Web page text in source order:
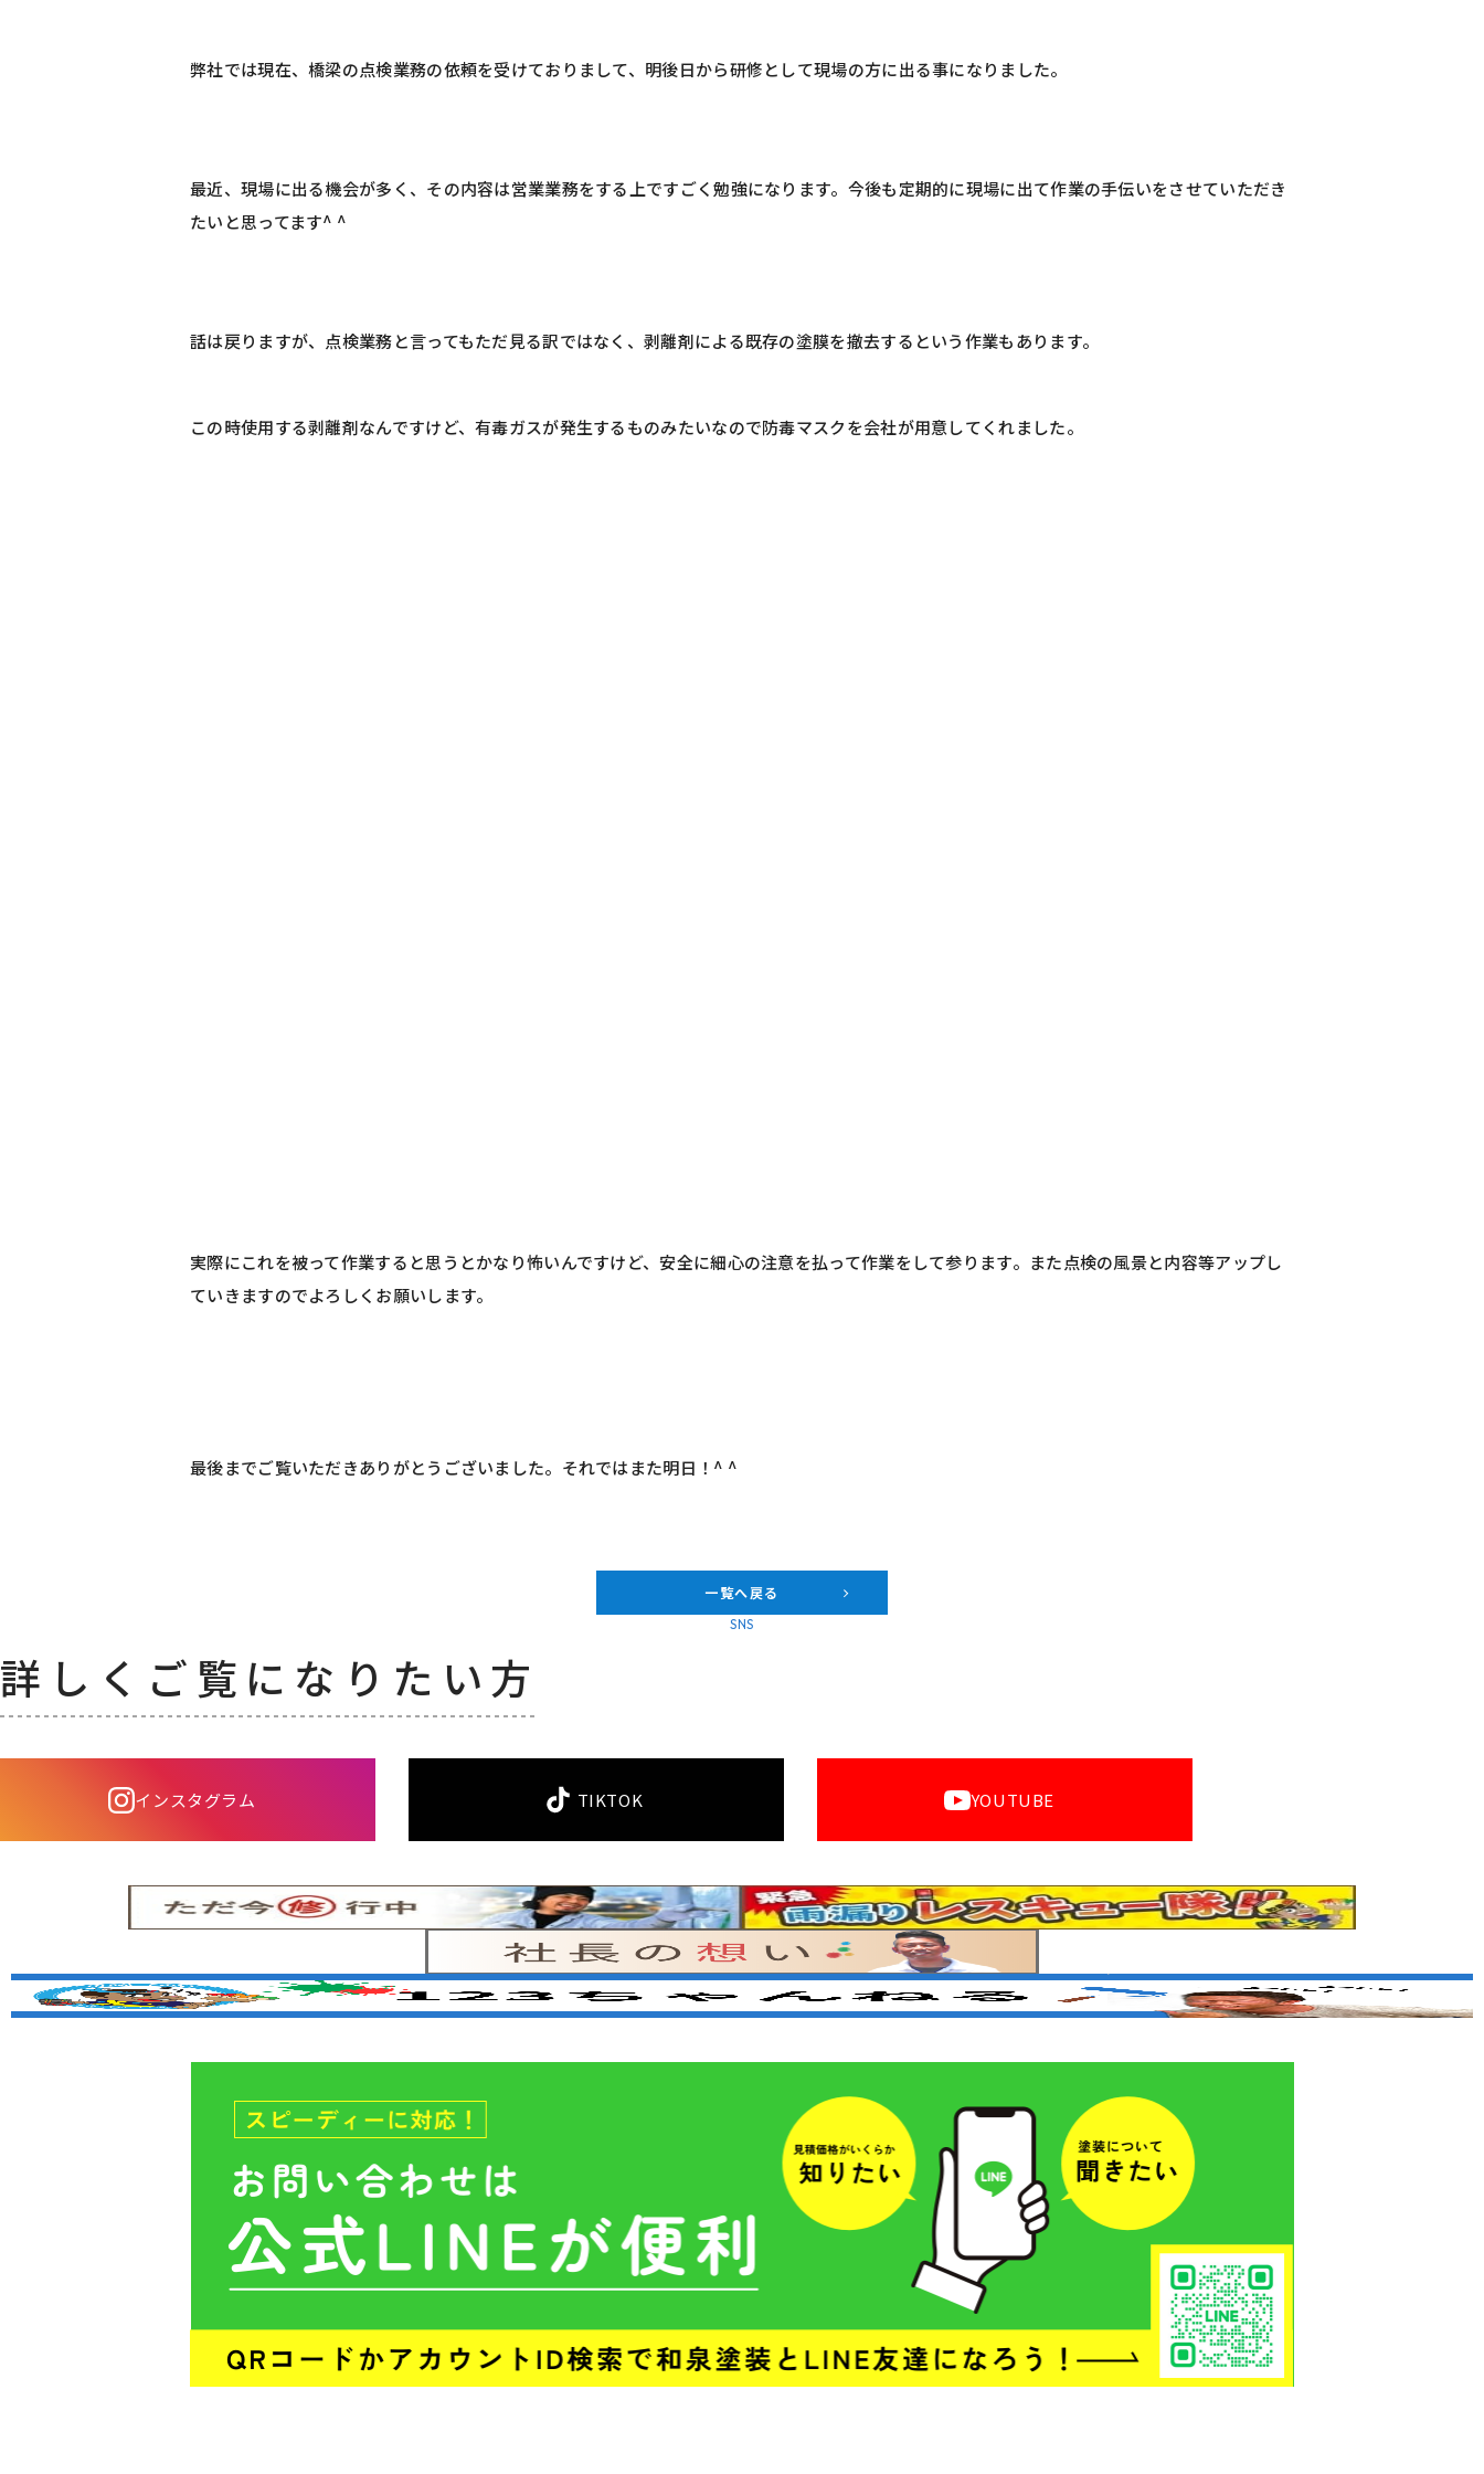
弊社では現在、橋梁の点検業務の依頼を受けておりまして、明後日から研修として現場の方に出る事になりました。
最近、現場に出る機会が多く、その内容は営業業務をする上ですごく勉強になります。今後も定期的に現場に出て作業の手伝いをさせていただき
たいと思ってます^ ^
話は戻りますが、点検業務と言ってもただ見る訳ではなく、剥離剤による既存の塗膜を撤去するという作業もあります。
この時使用する剥離剤なんですけど、有毒ガスが発生するものみたいなので防毒マスクを会社が用意してくれました。
実際にこれを被って作業すると思うとかなり怖いんですけど、安全に細心の注意を払って作業をして参ります。また点検の風景と内容等アップし
ていきますのでよろしくお願いします。
最後までご覧いただきありがとうございました。それではまた明日！^ ^
一覧へ戻る
SNS
詳しくご覧になりたい方
インスタグラム TIKTOK YOUTUBE